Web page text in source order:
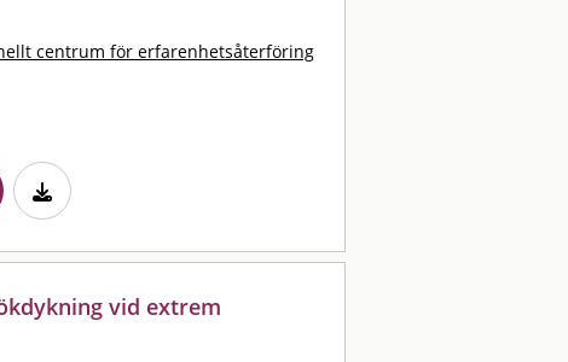
centrum för erfarenhetsåterföring
vid extrem